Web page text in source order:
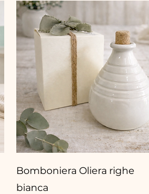
Bomboniera Oliera righe
bianca